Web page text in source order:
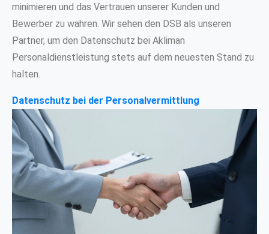
minimieren und das Vertrauen unserer Kunden und
Bewerber zu wahren. Wir sehen den DSB als unseren
Partner, um den Datenschutz bei Akliman
Personaldienstleistung stets auf dem neuesten Stand zu
halten.
Datenschutz bei der Personalvermittlung